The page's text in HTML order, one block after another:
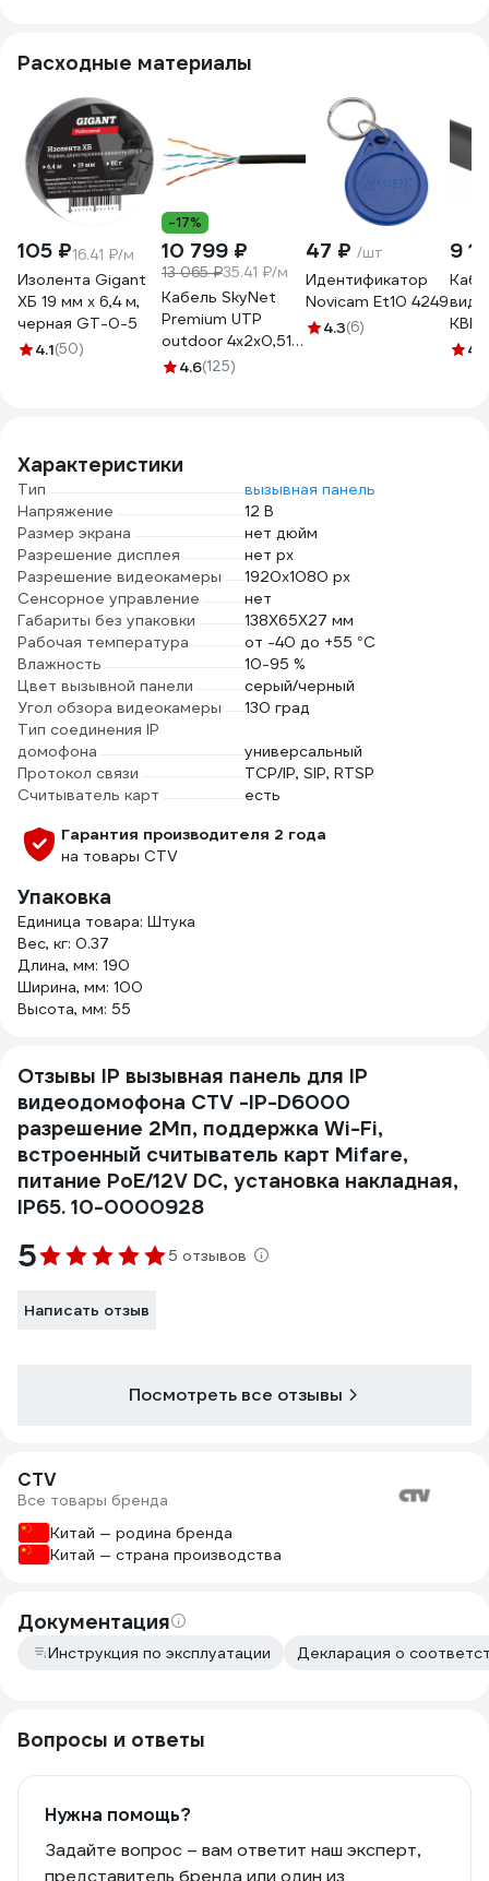
Расходные материалы
105 ₽16.41 ₽/м
Изолента Gigant
ХБ 19 мм х 6,4 м,
черная GT-0-5
4.1(50)
-17%
10 799 ₽
13 065 ₽35.41 ₽/м
Кабель SkyNet
Premium UTP
outdoor 4x2x0,51,
медный, FLUKE
4.6(125)
47 ₽ /шт
Идентификатор
Novicam Et10 4249
4.3(6)
9
КВК-
4.7
Характеристики
Тип
вызывная панель
Напряжение
12 В
Размер экрана
нет дюйм
Разрешение дисплея
нет px
Разрешение видеокамеры
1920х1080 px
Сенсорное управление
нет
Габариты без упаковки
138Х65Х27 мм
Рабочая температура
от -40 до +55 °С
Влажность
10-95 %
Цвет вызывной панели
серый/черный
Угол обзора видеокамеры
130 град
Тип соединения IP
домофона
универсальный
Протокол связи
TCP/IP, SIP, RTSP
Считыватель карт
есть
Гарантия производителя 2 года
на товары CTV
Упаковка
Единица товара: Штука
Вес, кг: 0.37
Длина, мм: 190
Ширина, мм: 100
Высота, мм: 55
Отзывы IP вызывная панель для IP
видеодомофона CTV -IP-D6000
разрешение 2Мп, поддержка Wi-Fi,
встроенный считыватель карт Mifare,
питание PoE/12V DC, установка накладная,
IP65. 10-0000928
5 5 отзывов
Написать отзыв
Посмотреть все отзывы
CTV
Все товары бренда
Китай — родина бренда
Китай — страна производства
Документация
Инструкция по эксплуатации Декларация о
Вопросы и ответы
Нужна помощь?
Задайте вопрос – вам ответит наш эксперт,
представитель бренда или один из